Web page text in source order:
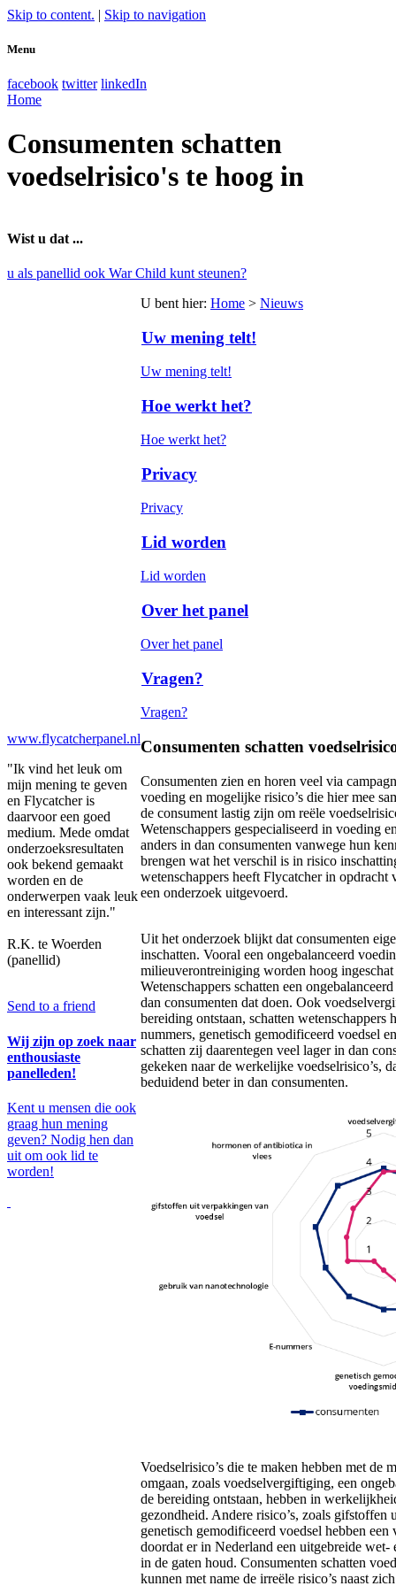
Skip to content. | Skip to navigation
Menu
facebook twitter linkedIn
Home
Consumenten schatten
voedselrisico's te hoog in
Wist u dat ...
u als panellid ook War Child kunt steunen?
www.flycatcherpanel.nl
"Ik vind het leuk om
mijn mening te geven
en Flycatcher is
daarvoor een goed
medium. Mede omdat
onderzoeksresultaten
ook bekend gemaakt
worden en de
onderwerpen vaak leuk
en interessant zijn."
R.K. te Woerden
(panellid)
Send to a friend
Wij zijn op zoek naar
enthousiaste
panelleden!
Kent u mensen die ook
graag hun mening
geven? Nodig hen dan
uit om ook lid te
worden!
U bent hier: Home > Nieuws
Uw mening telt!
Uw mening telt!
Hoe werkt het?
Hoe werkt het?
Privacy
Privacy
Lid worden
Lid worden
Over het panel
Over het panel
Vragen?
Vragen?
Consumenten schatten
Consumenten zien en horen veel via
voeding en mogelijke risico’s die hier mee
de consument lastig zijn om reële
Wetenschappers gespecialiseerd in voeding
anders in dan consumenten vanwege hun
brengen wat het verschil is in risico
wetenschappers heeft Flycatcher in opdracht
een onderzoek uitgevoerd.
Uit het onderzoek blijkt dat consumenten
inschatten. Vooral een ongebalanceerd
milieuverontreiniging worden hoog
Wetenschappers schatten een
dan consumenten dat doen. Ook
bereiding ontstaan, schatten wetenschappers
nummers, genetisch gemodificeerd voedsel
schatten zij daarentegen veel lager in dan
gekeken naar de werkelijke voedselrisico’s,
beduidend beter in dan consumenten.
Voedselrisico’s die te maken hebben met
omgaan, zoals voedselvergiftiging, een
de bereiding ontstaan, hebben in
gezondheid. Andere risico’s, zoals
genetisch gemodificeerd voedsel hebben
doordat er in Nederland een uitgebreide
in de gaten houd. Consumenten schatten
kunnen met name de irreële risico’s naast